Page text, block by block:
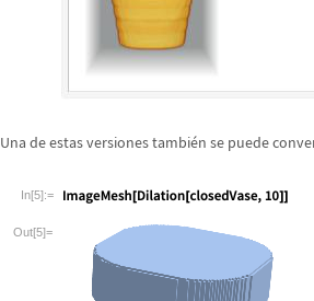
Una de estas versiones también se puede
In[5]:=
Out[5]=